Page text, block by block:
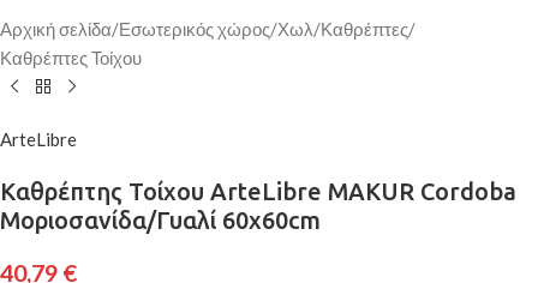
Αρχική σελίδα/Εσωτερικός χώρος/Χωλ/Καθρέπτες/
Καθρέπτες Τοίχου
ArteLibre
Καθρέπτης Τοίχου ArteLibre MAKUR Cordoba
Μοριοσανίδα/Γυαλί 60x60cm
40,79 €